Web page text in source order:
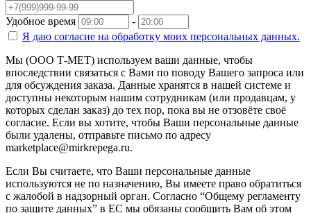
Удобное время
-
Я даю согласие на обработку моих персональных данных.
Мы (ООО Т-МЕТ) используем ваши данные, чтобы
впоследствии связаться с Вами по поводу Вашего запроса или
для обсуждения заказа. Данные хранятся в нашей системе и
доступны некоторым нашим сотрудникам (или продавцам, у
которых сделан заказ) до тех пор, пока вы не отзовёте своё
согласие. Если вы хотите, чтобы Ваши персональные данные
были удалены, отправьте письмо по адресу
marketplace@mirkrepega.ru.
Если Вы считаете, что Ваши персональные данные
используются не по назначению, Вы имеете право обратиться
с жалобой в надзорный орган. Согласно “Общему регламенту
по защите данных” в ЕС мы обязаны сообщить Вам об этом